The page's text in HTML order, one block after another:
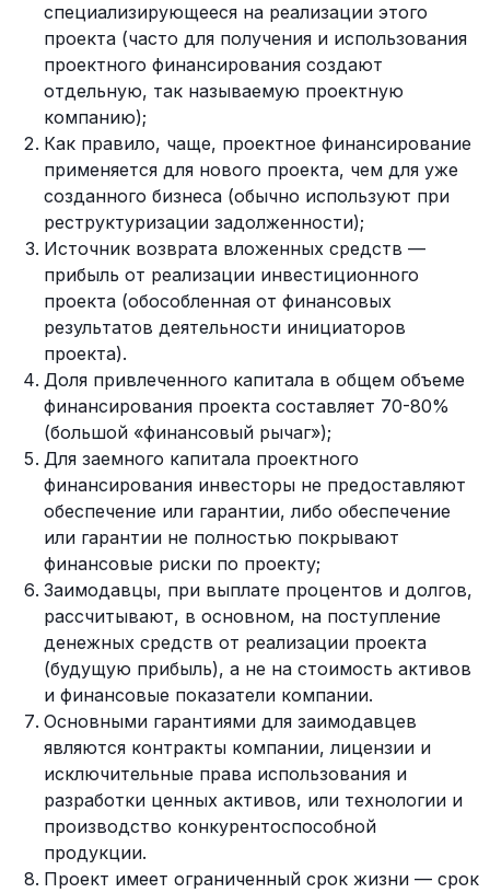
специализирующееся на реализации этого
проекта (часто для получения и использования
проектного финансирования создают
отдельную, так называемую проектную
компанию);
Как правило, чаще, проектное финансирование
применяется для нового проекта, чем для уже
созданного бизнеса (обычно используют при
реструктуризации задолженности);
Источник возврата вложенных средств —
прибыль от реализации инвестиционного
проекта (обособленная от финансовых
результатов деятельности инициаторов
проекта).
Доля привлеченного капитала в общем объеме
финансирования проекта составляет 70-80%
(большой «финансовый рычаг»);
Для заемного капитала проектного
финансирования инвесторы не предоставляют
обеспечение или гарантии, либо обеспечение
или гарантии не полностью покрывают
финансовые риски по проекту;
Заимодавцы, при выплате процентов и долгов,
рассчитывают, в основном, на поступление
денежных средств от реализации проекта
(будущую прибыль), а не на стоимость активов
и финансовые показатели компании.
Основными гарантиями для заимодавцев
являются контракты компании, лицензии и
исключительные права использования и
разработки ценных активов, или технологии и
производство конкурентоспособной
продукции.
Проект имеет ограниченный срок жизни — срок